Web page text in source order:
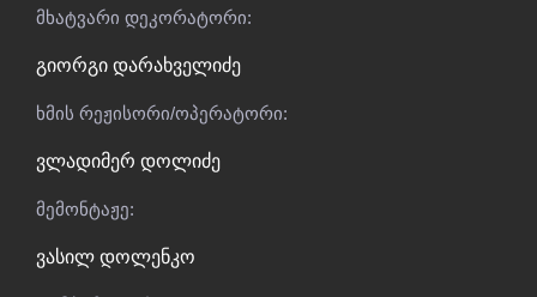
მხატვარი დეკორატორი:
გიორგი დარახველიძე
ხმის რეჟისორი/ოპერატორი:
ვლადიმერ დოლიძე
მემონტაჟე:
ვასილ დოლენკო